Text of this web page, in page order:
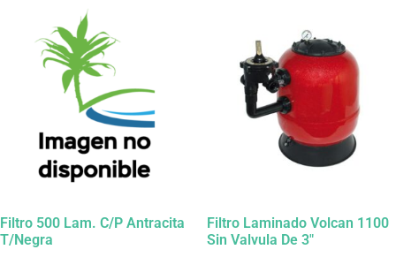
Filtro 500 Lam. C/P Antracita
T/Negra
Filtro Laminado Volcan 1100
Sin Valvula De 3″